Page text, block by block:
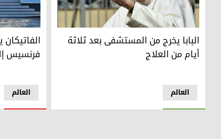
البابا يخرج من المستشفى بعد ثلاثة أيام من العلاج
العالم
البابا يخرج من المستشفى بعد ثلاثة
أيام من العلاج
الفاتيكان
العالم
الفاتيكان
فرنسيس